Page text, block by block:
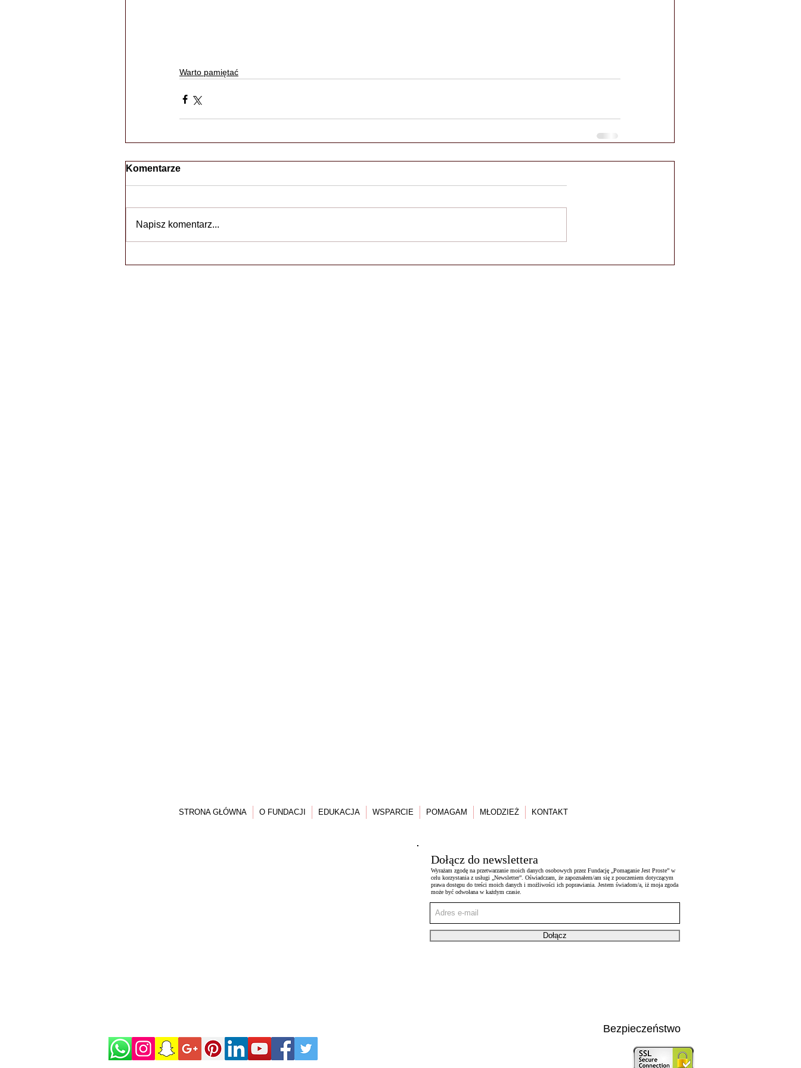
Warto pamiętać
Komentarze
Napisz komentarz...
STRONA GŁÓWNA O FUNDACJI EDUKACJA WSPARCIE POMAGAM MŁODZIEŻ KONTAKT
Dołącz do newslettera
Wyrażam zgodę na przetwarzanie moich danych osobowych przez Fundację „Pomaganie Jest Proste” w
celu korzystania z usługi „Newsletter”. Oświadczam, że zapoznałem/am się z pouczeniem dotyczącym
prawa dostępu do treści moich danych i możliwości ich poprawiania. Jestem świadom/a, iż moja zgoda
może być odwołana w każdym czasie.
Dołącz
Bezpieczeństwo